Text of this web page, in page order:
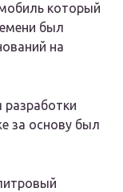
который
был
на
разработки
за основу был